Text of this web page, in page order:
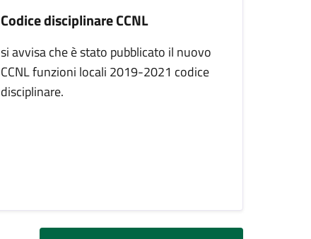
Codice disciplinare CCNL
si avvisa che è stato pubblicato il nuovo
CCNL funzioni locali 2019-2021 codice
disciplinare.